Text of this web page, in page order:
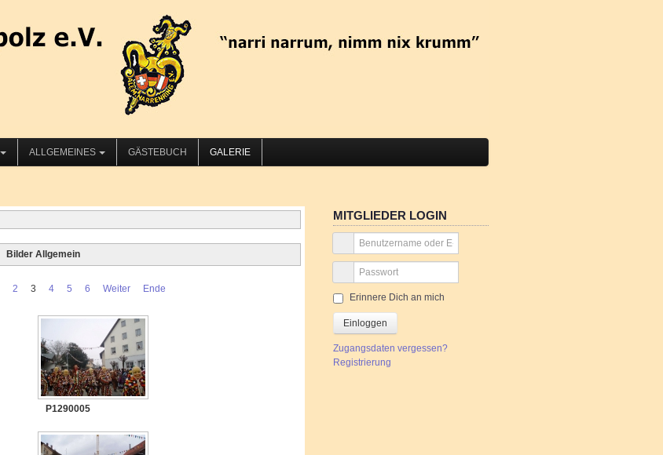
ALLGEMEINES GÄSTEBUCH GALERIE
Bilder Allgemein
2 3 4 5 6 Weiter Ende
P1290005
MITGLIEDER LOGIN
Erinnere Dich an mich
Einloggen
Zugangsdaten vergessen?
Registrierung